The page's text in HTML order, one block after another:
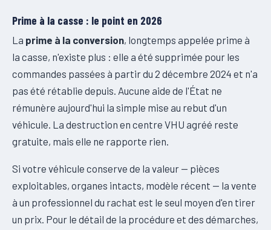
Prime à la casse : le point en 2026
La prime à la conversion, longtemps appelée prime à
la casse, n'existe plus : elle a été supprimée pour les
commandes passées à partir du 2 décembre 2024 et n'a
pas été rétablie depuis. Aucune aide de l'État ne
rémunère aujourd'hui la simple mise au rebut d'un
véhicule. La destruction en centre VHU agréé reste
gratuite, mais elle ne rapporte rien.
Si votre véhicule conserve de la valeur — pièces
exploitables, organes intacts, modèle récent — la vente
à un professionnel du rachat est le seul moyen d'en tirer
un prix. Pour le détail de la procédure et des démarches,